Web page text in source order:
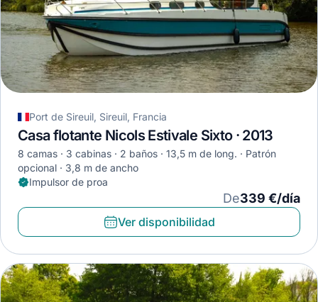
Port de Sireuil, Sireuil, Francia
Casa flotante Nicols Estivale Sixto · 2013
8 camas 3 cabinas 2 baños 13,5 m de long.
Patrón
opcional
3,8 m de ancho
Impulsor de proa
De339 €/día
Ver disponibilidad